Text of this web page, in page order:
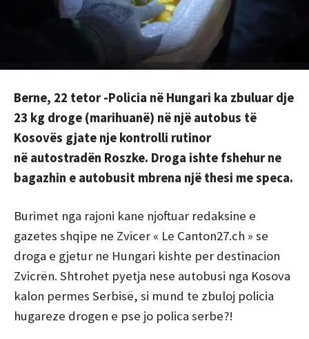
Berne, 22 tetor -Policia në Hungari ka zbuluar dje
23 kg droge (marihuanë) në një autobus të
Kosovës gjate nje kontrolli rutinor
në autostradën Roszke. Droga ishte fshehur ne
bagazhin e autobusit mbrena një thesi me speca.
Burimet nga rajoni kane njoftuar redaksine e
gazetes shqipe ne Zvicer « Le Canton27.ch » se
droga e gjetur ne Hungari kishte per destinacion
Zvicrën. Shtrohet pyetja nese autobusi nga Kosova
kalon permes Serbisë, si mund te zbuloj policia
hugareze drogen e pse jo polica serbe?!